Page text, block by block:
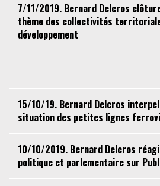
7/11/2019. Bernard Delcros
thème des collectivités
développement
15/10/19. Bernard Delcros
situation des petites lignes
10/10/2019. Bernard Delcros
politique et parlementaire sur